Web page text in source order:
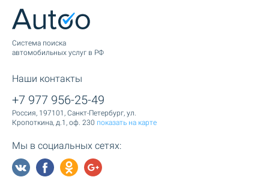
Cистема поиска
автомобильных услуг в РФ
Наши контакты
+7 977 956-25-49
Россия, 197101, Санкт-Петербург, ул.
Кропоткина, д.1, оф. 230 показать на карте
Мы в социальных сетях: